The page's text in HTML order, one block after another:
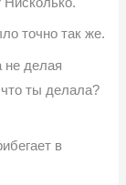
точно так же.
не делая
что ты делала?
в